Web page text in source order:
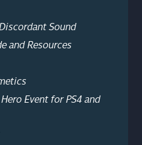
Sound
and Resources
Event for PS4 and